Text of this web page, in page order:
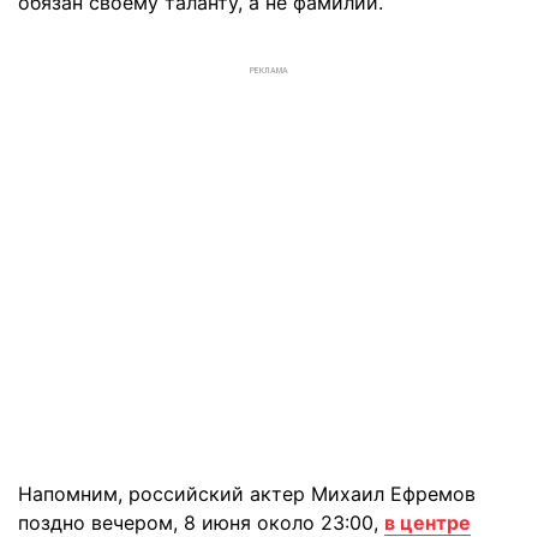
РЕКЛАМА
Напомним, российский актер Михаил Ефремов
поздно вечером, 8 июня около 23:00, в центре